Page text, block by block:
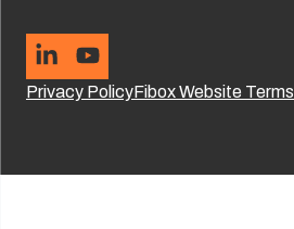
Privacy PolicyFibox Website